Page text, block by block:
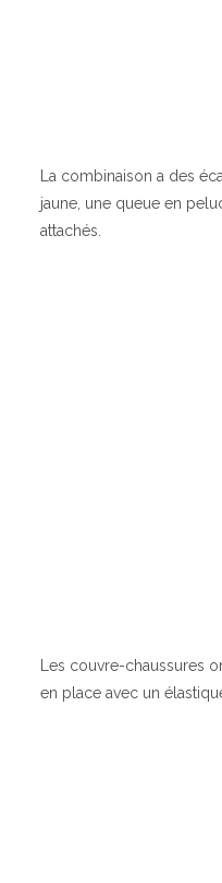
La combinaison a des
jaune, une queue en
attachés.
Les couvre-chaussures
en place avec un